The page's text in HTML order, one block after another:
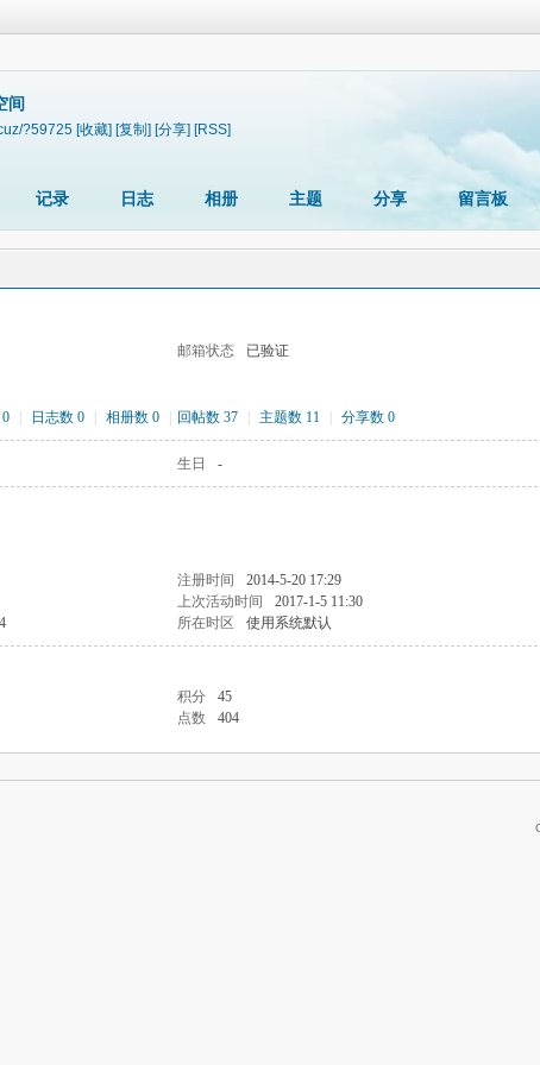
间
?59725 [收藏] [复制] [分享] [RSS]
记录 日志 相册 主题 分享 留言板
邮箱状态
已验证
日志数 0 相册数 0 回帖数 37 主题数 11 分享数 0
生日 -
注册时间
2014-5-20 17:29
上次活动时间
2017-1-5 11:30
所在时区 使用系统默认
积分
45
点数 404